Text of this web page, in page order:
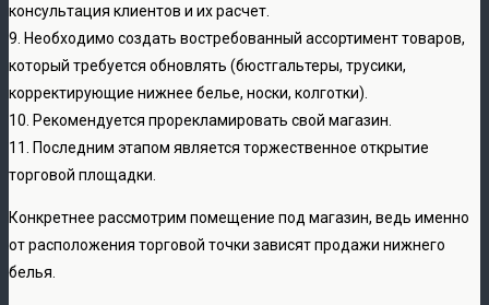
консультация клиентов и их расчет.
9. Необходимо создать востребованный ассортимент товаров,
который требуется обновлять (бюстгальтеры, трусики,
корректирующие нижнее белье, носки, колготки).
10. Рекомендуется прорекламировать свой магазин.
11. Последним этапом является торжественное открытие
торговой площадки.
Конкретнее рассмотрим помещение под магазин, ведь именно
от расположения торговой точки зависят продажи нижнего
белья.